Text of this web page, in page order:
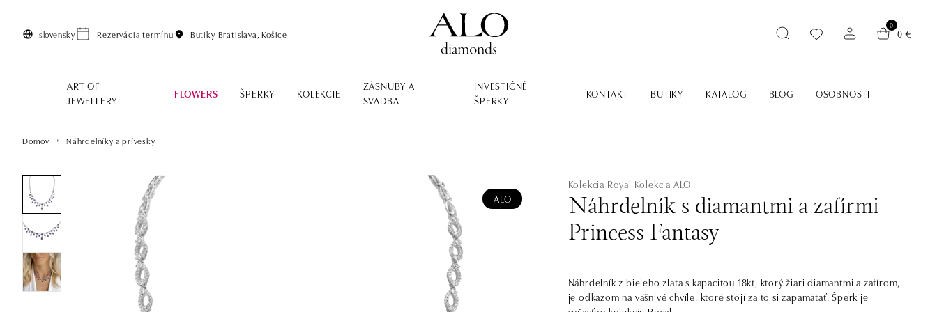
slovensky Rezervácia termínu Butiky Bratislava, Košice
0
0 €
ART OF
JEWELLERY
FLOWERS ŠPERKY KOLEKCIE
ZÁSNUBY A
SVADBA
INVESTIČNÉ
ŠPERKY
KONTAKT BUTIKY KATALOG BLOG OSOBNOSTI
Domov Náhrdelníky a prívesky
ALO
Kolekcia Royal Kolekcia ALO
Náhrdelník s diamantmi a zafírmi
Princess Fantasy
Náhrdelník z bieleho zlata s kapacitou 18kt, ktorý žiari diamantmi a zafírom,
je odkazom na vášnivé chvíle, ktoré stojí za to si zapamätať. Šperk je